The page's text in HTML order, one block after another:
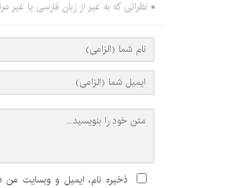
نظراتی که به غیر از زبان فارسی یا غیر
ذخیره نام، ایمیل و وبسایت من